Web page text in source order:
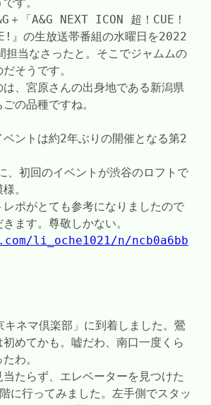
＋「A&G NEXT ICON 超！CUE！
』の生放送帯番組の水曜日を2022
担当なさったと。そこでジャムムの
そうです。
は、宮原さんの出身地である新潟県
の品種ですね。
ントは約2年ぶりの開催となる第2
、初回のイベントが渋谷のロフトで
。
レポがとても参考になりましたので
ます。尊敬しかない。
li_oche1021/n/ncb0a6bb
ネマ倶楽部」に到着しました。鶯
めてかも。嘘だわ、南口一度くら
わ。
たらず、エレベーターを見つけた
に行ってみました。左手側でスタッ